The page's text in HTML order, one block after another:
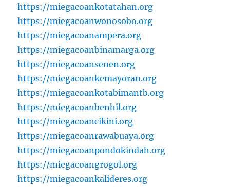
https://miegacoankotatahan.org
https://miegacoanwonosobo.org
https://miegacoanampera.org
https://miegacoanbinamarga.org
https://miegacoansenen.org
https://miegacoankemayoran.org
https://miegacoankotabimantb.org
https://miegacoanbenhil.org
https://miegacoancikini.org
https://miegacoanrawabuaya.org
https://miegacoanpondokindah.org
https://miegacoangrogol.org
https://miegacoankalideres.org